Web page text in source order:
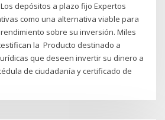
depósitos a plazo fijo Expertos
como una alternativa viable para
sobre su inversión. Miles
la Producto destinado a
que deseen invertir su dinero a
de ciudadanía y certificado de